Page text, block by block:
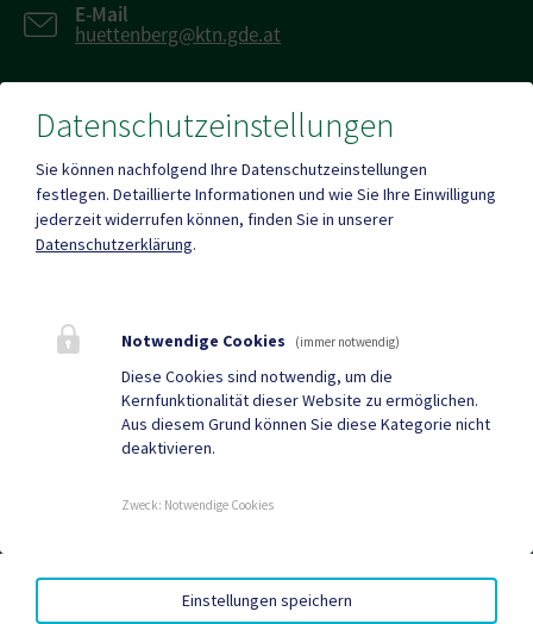
E-Mail
huettenberg@ktn.gde.at
Fax
+43 (0)4263/784
Quicklinks
Tourismus
Gemeindezeitung
AMTSSIGNATUR|BARRIEREFREIHEIT|DATENSCHUTZ|
SITEMAP|IMPRESSUM
Datenschutzeinstellungen
Sie können nachfolgend Ihre Datenschutzeinstellungen
festlegen. Detaillierte Informationen und wie Sie Ihre Einwilligung
jederzeit widerrufen können, finden Sie in unserer
Datenschutzerklärung.
Notwendige Cookies (immer notwendig)
Diese Cookies sind notwendig, um die
Kernfunktionalität dieser Website zu ermöglichen.
Aus diesem Grund können Sie diese Kategorie nicht
deaktivieren.
Zweck: Notwendige Cookies
Einstellungen speichern